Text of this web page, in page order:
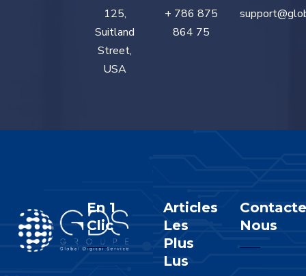
125,
Suitland
Street,
USA
+ 786 875
864 75
En 1
Clic
Articles
Les
Plus
Lus
Nous